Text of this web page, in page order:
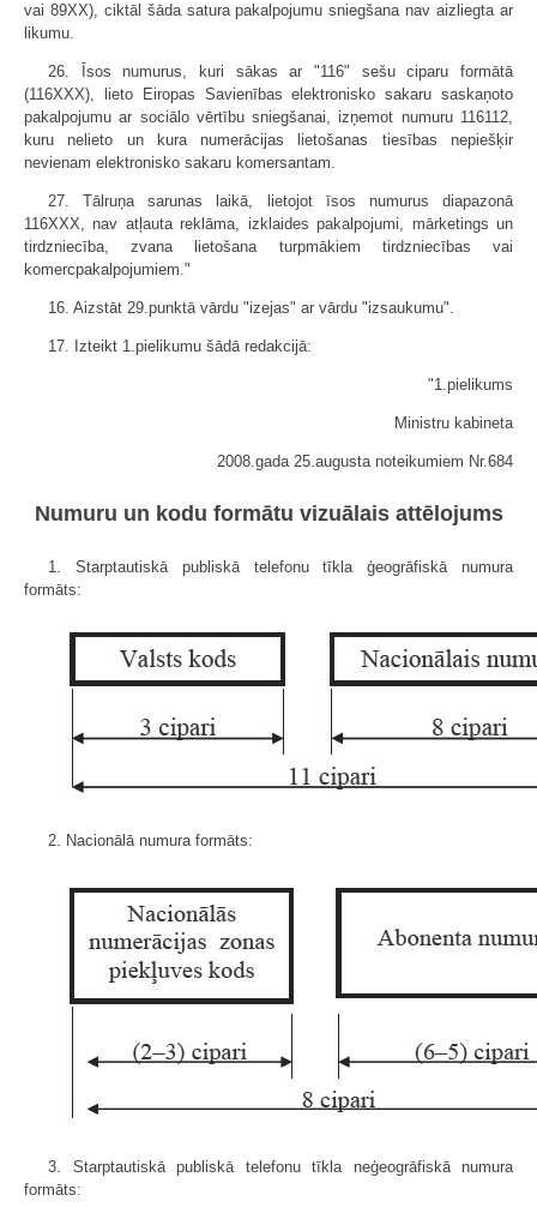
vai 89XX), ciktāl šāda satura pakalpojumu sniegšana nav aizliegta ar
likumu.
26. Īsos numurus, kuri sākas ar "116" sešu ciparu formātā
(116XXX), lieto Eiropas Savienības elektronisko sakaru saskaņoto
pakalpojumu ar sociālo vērtību sniegšanai, izņemot numuru 116112,
kuru nelieto un kura numerācijas lietošanas tiesības nepiešķir
nevienam elektronisko sakaru komersantam.
27. Tālruņa sarunas laikā, lietojot īsos numurus diapazonā
116XXX, nav atļauta reklāma, izklaides pakalpojumi, mārketings un
tirdzniecība, zvana lietošana turpmākiem tirdzniecības vai
komercpakalpojumiem."
16. Aizstāt 29.punktā vārdu "izejas" ar vārdu "izsaukumu".
17. Izteikt 1.pielikumu šādā redakcijā:
"1.pielikums
Ministru kabineta
2008.gada 25.augusta noteikumiem Nr.684
Numuru un kodu formātu vizuālais attēlojums
1. Starptautiskā publiskā telefonu tīkla ģeogrāfiskā numura
formāts:
2. Nacionālā numura formāts:
3. Starptautiskā publiskā telefonu tīkla neģeogrāfiskā numura
formāts: